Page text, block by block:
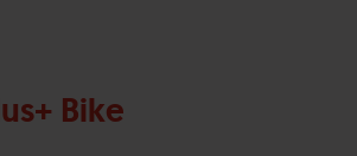
Bike